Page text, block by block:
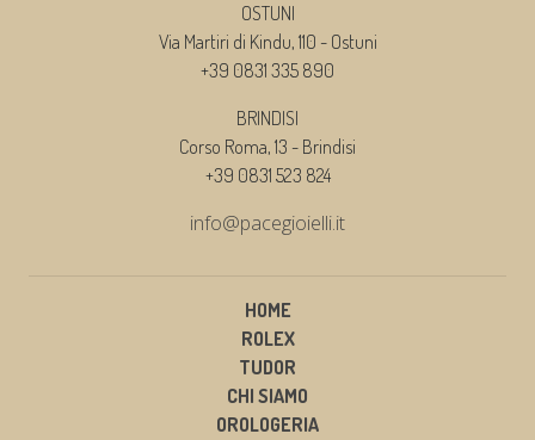
OSTUNI
Via Martiri di Kindu, 110 - Ostuni
+39 0831 335 890
BRINDISI
Corso Roma, 13 - Brindisi
+39 0831 523 824
info@pacegioielli.it
HOME
ROLEX
TUDOR
CHI SIAMO
OROLOGERIA